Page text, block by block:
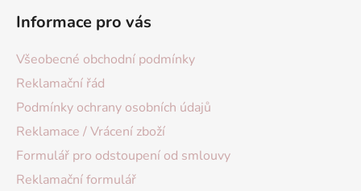
Informace pro vás
Všeobecné obchodní podmínky
Reklamační řád
Podmínky ochrany osobních údajů
Reklamace / Vrácení zboží
Formulář pro odstoupení od smlouvy
Reklamační formulář